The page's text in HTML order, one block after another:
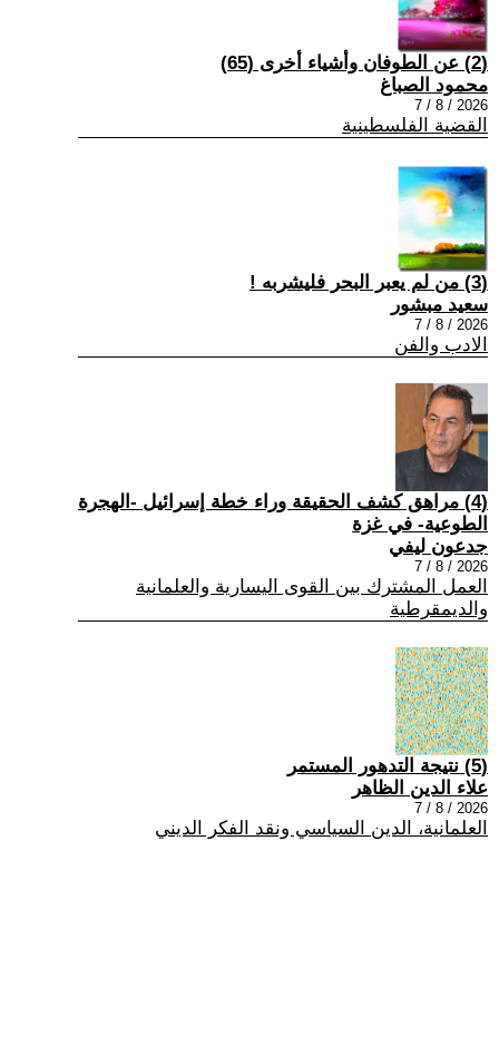
(2) عن الطوفان وأشياء أخرى (65)
محمود الصباغ
2026 / 8 / 7
القضية الفلسطينية
(3) من لم يعبر البحر فليشربه !
سعيد مبشور
2026 / 8 / 7
الادب والفن
(4) مراهق كشف الحقيقة وراء خطة إسرائيل -الهجرة
الطوعية- في غزة
جدعون ليفي
2026 / 8 / 7
العمل المشترك بين القوى اليسارية والعلمانية
والديمقرطية
(5) نتيجة التدهور المستمر
علاء الدين الظاهر
2026 / 8 / 7
العلمانية، الدين السياسي ونقد الفكر الديني